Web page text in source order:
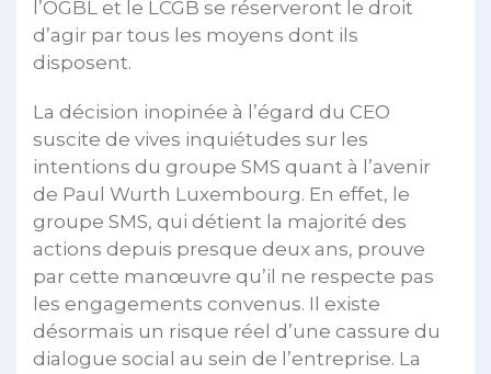
l’OGBL et le LCGB se réserveront le droit
d’agir par tous les moyens dont ils
disposent.
La décision inopinée à l’égard du CEO
suscite de vives inquiétudes sur les
intentions du groupe SMS quant à l’avenir
de Paul Wurth Luxembourg. En effet, le
groupe SMS, qui détient la majorité des
actions depuis presque deux ans, prouve
par cette manœuvre qu’il ne respecte pas
les engagements convenus. Il existe
désormais un risque réel d’une cassure du
dialogue social au sein de l’entreprise. La